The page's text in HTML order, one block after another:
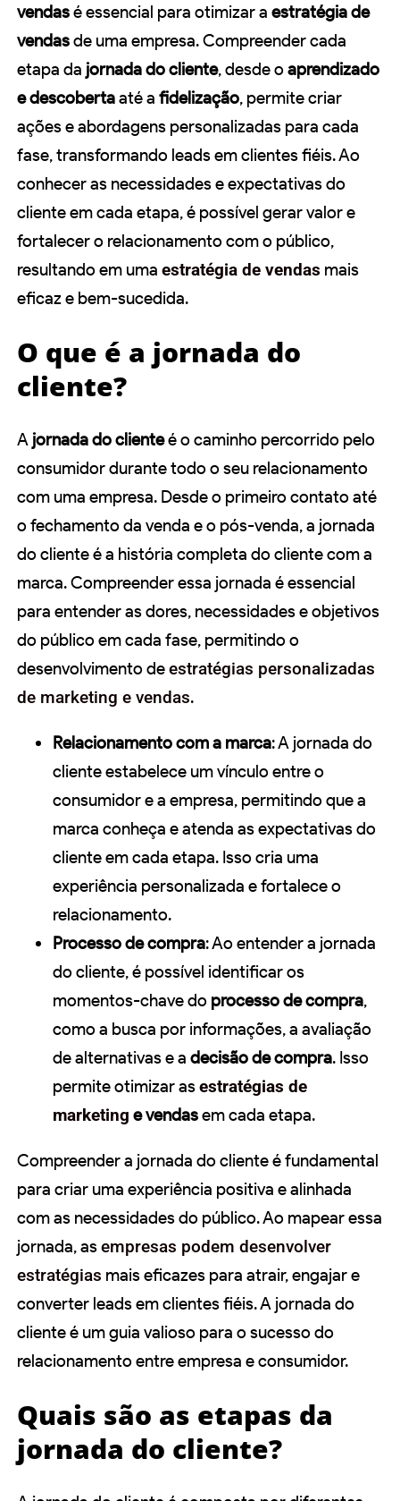
vendasé essencial para otimizar a estratégia de
vendasde uma empresa. Compreender cada
etapa da jornada do cliente, desde o aprendizado
e descobertaaté a fidelização, permite criar
ações e abordagens personalizadas para cada
fase, transformando leads em clientes fiéis. Ao
conhecer as necessidades e expectativas do
cliente em cada etapa, é possível gerar valor e
fortalecer o relacionamento com o público,
resultando em uma estratégia de vendas mais
eficaz e bem-sucedida.
O que é a jornada do
cliente?
A jornada do clienteé o caminho percorrido pelo
consumidor durante todo o seu relacionamento
com uma empresa. Desde o primeiro contato até
o fechamento da venda e o pós-venda, a jornada
do cliente é a história completa do cliente com a
marca. Compreender essa jornada é essencial
para entender as dores, necessidades e objetivos
do público em cada fase, permitindo o
desenvolvimento deestratégias personalizadas
de marketing e vendas.
Relacionamento com a marca: A jornada do
cliente estabelece um vínculo entre o
consumidor e a empresa, permitindo que a
marca conheça e atenda as expectativas do
cliente em cada etapa. Isso cria uma
experiência personalizada e fortalece o
relacionamento.
Processo de compra: Ao entender a jornada
do cliente, é possível identificar os
momentos-chave do processo de compra,
como a busca por informações, a avaliação
de alternativas e a decisão de compra. Isso
permite otimizar asestratégias de
marketing e vendasem cada etapa.
Compreender a jornada do cliente é fundamental
para criar uma experiência positiva e alinhada
com as necessidades do público. Ao mapear essa
jornada, asempresas podem desenvolver
estratégias mais eficazes para atrair, engajar e
converter leads em clientes fiéis. A jornada do
cliente é um guia valioso para o sucesso do
relacionamento entre empresa e consumidor.
Quais são as etapas da
jornada do cliente?